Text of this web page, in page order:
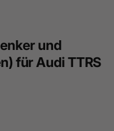
und
für Audi TTRS